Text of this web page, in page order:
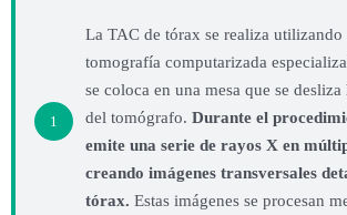
1
La TAC de tórax se realiza utilizando
tomografía computarizada
se coloca en una mesa que se
del tomógrafo. Durante el
emite una serie de rayos X en
creando imágenes transversales
tórax. Estas imágenes se procesan